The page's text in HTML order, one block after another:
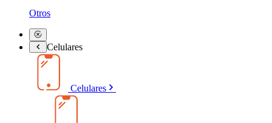
Otros
Celulares
Celulares